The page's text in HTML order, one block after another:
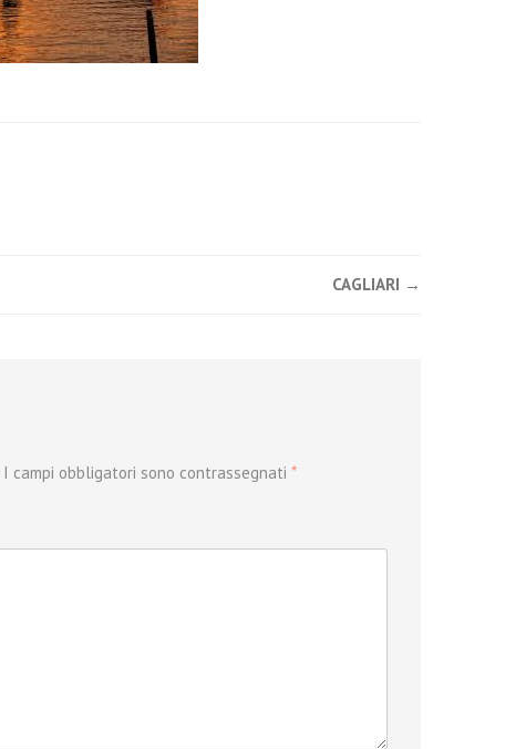
CAGLIARI →
I campi obbligatori sono contrassegnati *